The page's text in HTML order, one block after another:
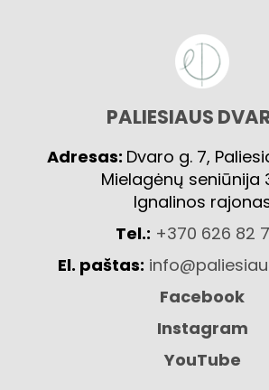
PALIESIAUS
Adresas: Dvaro g. 7,
Mielagėnų seniūnija
Ignalinos
Tel.: +370 626 82
El. paštas:
Facebook
Instagram
YouTube